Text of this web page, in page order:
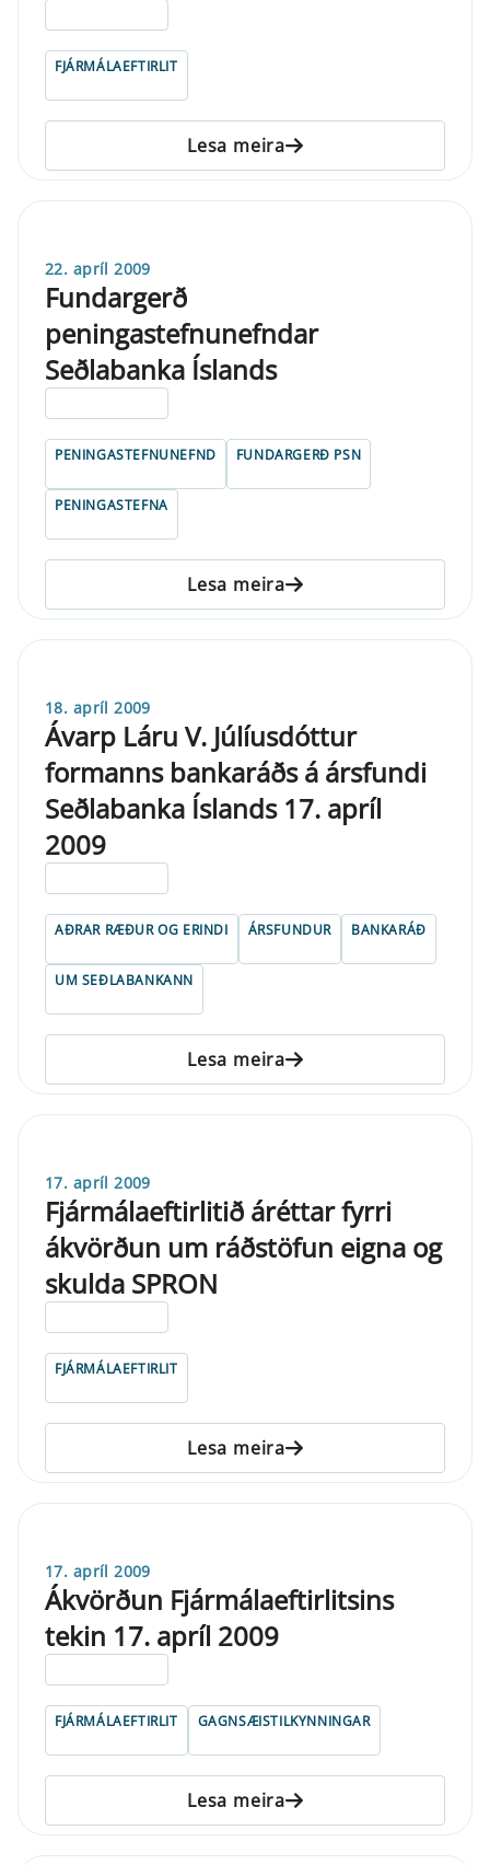
FJÁRMÁLAEFTIRLIT
Lesa meira
22. apríl 2009
Fundargerð
peningastefnunefndar
Seðlabanka Íslands
PENINGASTEFNUNEFND FUNDARGERÐ PSN
PENINGASTEFNA
Lesa meira
18. apríl 2009
Ávarp Láru V. Júlíusdóttur
formanns bankaráðs á ársfundi
Seðlabanka Íslands 17. apríl
2009
AÐRAR RÆÐUR OG ERINDI ÁRSFUNDUR BANKARÁÐ
UM SEÐLABANKANN
Lesa meira
17. apríl 2009
Fjármálaeftirlitið áréttar fyrri
ákvörðun um ráðstöfun eigna og
skulda SPRON
FJÁRMÁLAEFTIRLIT
Lesa meira
17. apríl 2009
Ákvörðun Fjármálaeftirlitsins
tekin 17. apríl 2009
FJÁRMÁLAEFTIRLIT GAGNSÆISTILKYNNINGAR
Lesa meira